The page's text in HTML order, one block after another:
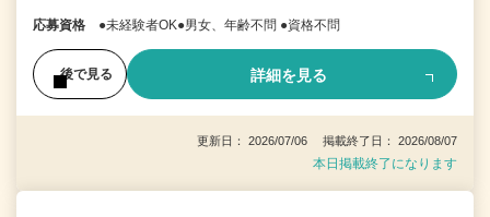
応募資格 ●未経験者OK●男女、年齢不問 ●資格不問
後で見る 詳細を見る
更新日： 2026/07/06 掲載終了日： 2026/08/07
本日掲載終了になります